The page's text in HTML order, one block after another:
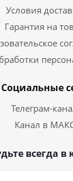
Условия
Гарантия на
Социальные
Телеграм-
Канал в
всегда в